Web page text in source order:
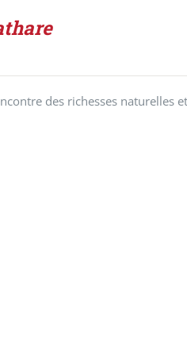
des richesses naturelles